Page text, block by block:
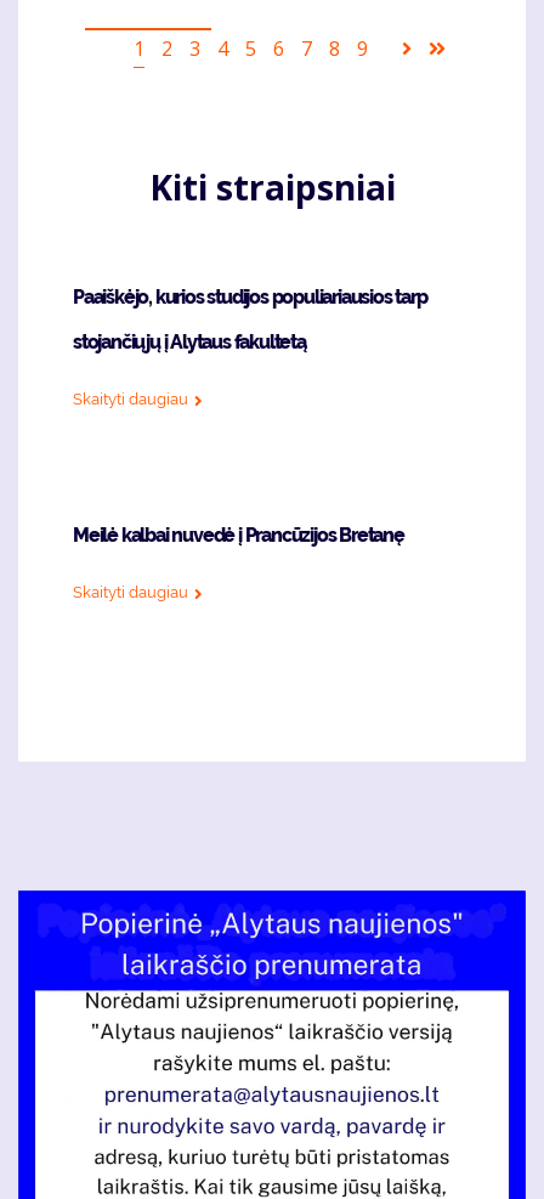
Pagination
Current
1 Puslapis
2 Puslapis
3 Puslapis
4 Puslapis
5 Puslapis
6 Puslapis
7 Puslapis
8 Puslapis
9
Sekantis
Kiti straipsniai
Paaiškėjo, kurios studijos populiariausios tarp
stojančiųjų į Alytaus fakultetą
Skaityti daugiau
Meilė kalbai nuvedė į Prancūzijos Bretanę
Skaityti daugiau